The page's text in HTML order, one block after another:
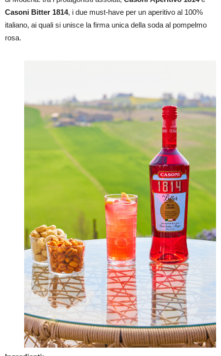
Casoni Bitter 1814, i due must-have per un aperitivo al 100%
italiano, ai quali si unisce la firma unica della soda al pompelmo
rosa.